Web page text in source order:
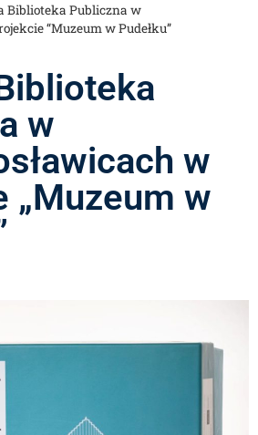
Biblioteka Publiczna w
“Muzeum w Pudełku”
w
w
„Muzeum w